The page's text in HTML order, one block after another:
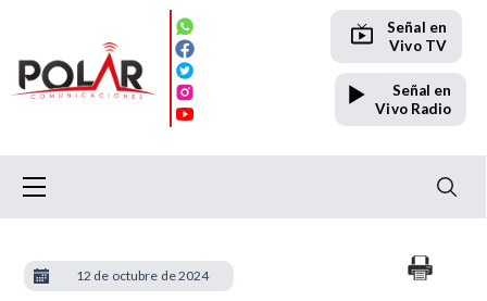
Señal en
Vivo TV
Señal en
Vivo Radio
12 de octubre de 2024